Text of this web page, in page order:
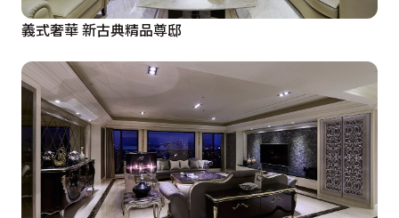
義式奢華 新古典精品尊邸